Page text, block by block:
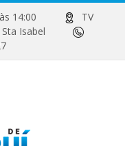
às 14:00
TV
– Sta Isabel